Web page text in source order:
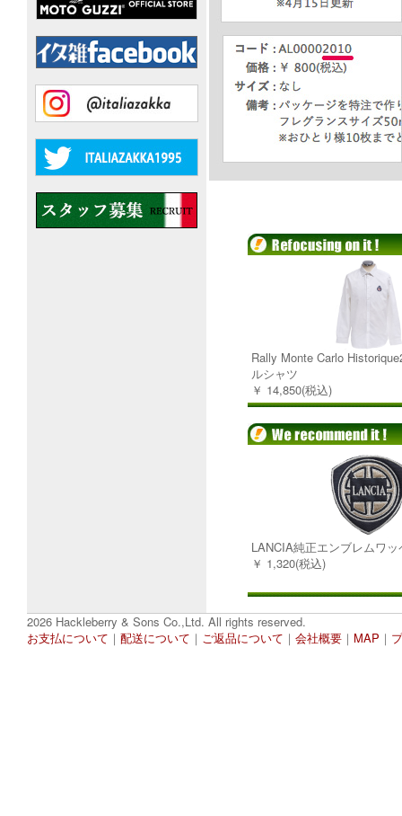
Rally Monte Carlo
ルシャツ
￥ 14,850(税込)
LANCIA純正エンブレムワ
￥ 1,320(税込)
2026 Hackleberry & Sons Co.,Ltd. All rights reserved.
お支払について ｜ 配送について ｜ ご返品について ｜ 会社概要 ｜ MAP ｜